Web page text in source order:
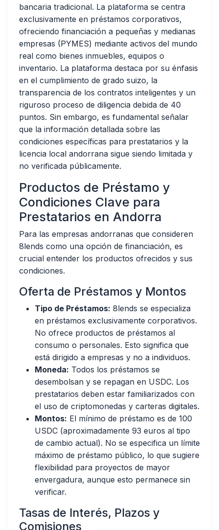
bancaria tradicional. La plataforma se centra
exclusivamente en préstamos corporativos,
ofreciendo financiación a pequeñas y medianas
empresas (PYMES) mediante activos del mundo
real como bienes inmuebles, equipos o
inventario. La plataforma destaca por su énfasis
en el cumplimiento de grado suizo, la
transparencia de los contratos inteligentes y un
riguroso proceso de diligencia debida de 40
puntos. Sin embargo, es fundamental señalar
que la información detallada sobre las
condiciones específicas para prestatarios y la
licencia local andorrana sigue siendo limitada y
no verificada públicamente.
Productos de Préstamo y
Condiciones Clave para
Prestatarios en Andorra
Para las empresas andorranas que consideren
8lends como una opción de financiación, es
crucial entender los productos ofrecidos y sus
condiciones.
Oferta de Préstamos y Montos
Tipo de Préstamos: 8lends se especializa
en préstamos exclusivamente corporativos.
No ofrece productos de préstamos al
consumo o personales. Esto significa que
está dirigido a empresas y no a individuos.
Moneda: Todos los préstamos se
desembolsan y se repagan en USDC. Los
prestatarios deben estar familiarizados con
el uso de criptomonedas y carteras digitales.
Montos: El mínimo de préstamo es de 100
USDC (aproximadamente 93 euros al tipo
de cambio actual). No se especifica un límite
máximo de préstamo público, lo que sugiere
flexibilidad para proyectos de mayor
envergadura, aunque esto permanece sin
verificar.
Tasas de Interés, Plazos y
Comisiones